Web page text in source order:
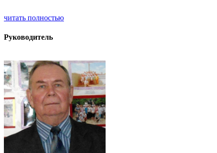
читать полностью
Руководитель